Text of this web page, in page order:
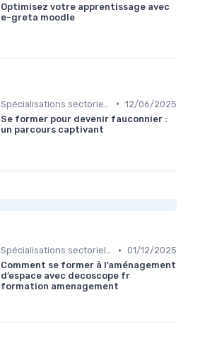
Optimisez votre apprentissage avec
e-greta moodle
• 12/06/2025
Se former pour devenir fauconnier :
un parcours captivant
Spécialisations sectorielles • 01/12/2025
Comment se former à l’aménagement
d’espace avec decoscope fr
formation amenagement